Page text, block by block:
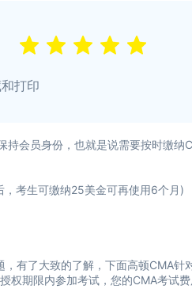
打印
会员身份，也就是说需要按时缴纳
考生可缴纳25美金可再使用6个月)
了大致的了解，下面高顿CMA针
权期限内参加考试，您的CMA考试